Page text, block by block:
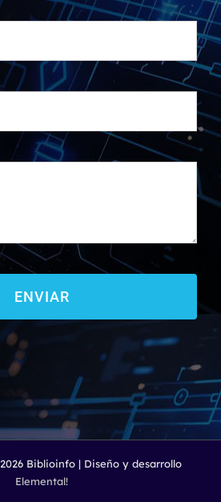
ENVIAR
2026 Biblioinfo | Diseño y desarrollo
Elemental!